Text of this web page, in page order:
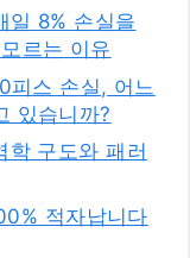
일 8% 손실을
르는 이유
피스 손실, 어느
있습니까?
학 구도와 패러
적자납니다